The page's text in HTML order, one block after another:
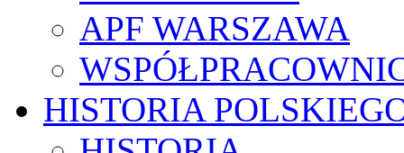
APF WARSZAWA
HISTORIA